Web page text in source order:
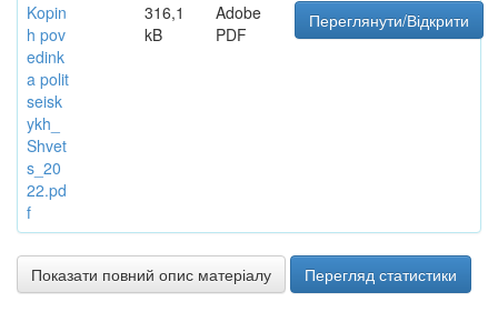
Kopin
h pov
edink
a polit
seisk
ykh_
Shvet
s_20
22.pd
f
316,1
kB
Adobe
PDF
Переглянути/Відкрити
Показати повний опис матеріалу Перегляд статистики